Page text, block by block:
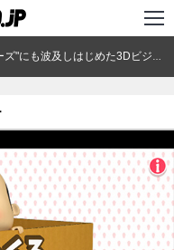
生の心を捉えた『おじぽっくる』シリーズ 450万ダウンロード超えの3Dカジュアルゲームが産まれた背景